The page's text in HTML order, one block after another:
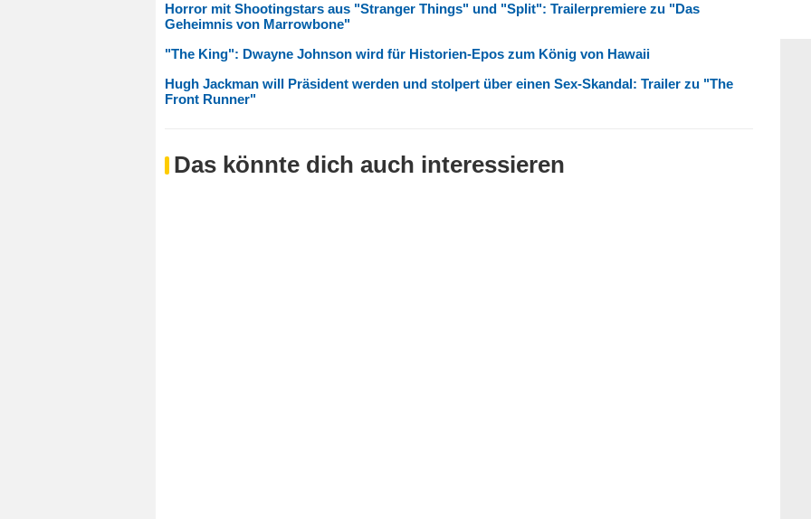
Horror mit Shootingstars aus "Stranger Things" und "Split": Trailerpremiere zu "Das
Geheimnis von Marrowbone"
"The King": Dwayne Johnson wird für Historien-Epos zum König von Hawaii
Hugh Jackman will Präsident werden und stolpert über einen Sex-Skandal: Trailer zu "The
Front Runner"
Das könnte dich auch interessieren